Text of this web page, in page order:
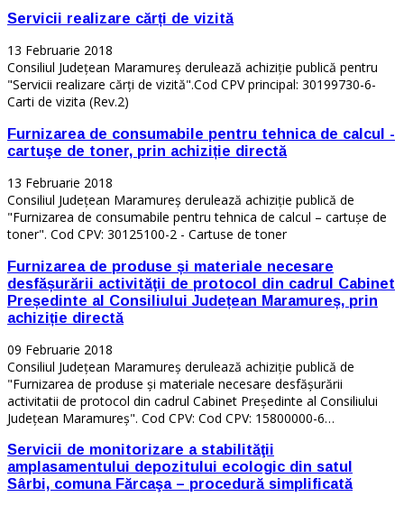
Servicii realizare cărți de vizită
13 Februarie 2018
Consiliul Județean Maramureș derulează achiziție publică pentru
"Servicii realizare cărți de vizită".Cod CPV principal: 30199730-6-
Carti de vizita (Rev.2)
Furnizarea de consumabile pentru tehnica de calcul -
cartuşe de toner, prin achiziție directă
13 Februarie 2018
Consiliul Județean Maramureș derulează achiziție publică de
"Furnizarea de consumabile pentru tehnica de calcul – cartuşe de
toner". Cod CPV: 30125100-2 - Cartuse de toner
Furnizarea de produse și materiale necesare
desfășurării activităţii de protocol din cadrul Cabinet
Președinte al Consiliului Județean Maramureș, prin
achiziție directă
09 Februarie 2018
Consiliul Județean Maramureș derulează achiziție publică de
"Furnizarea de produse și materiale necesare desfășurării
activitatii de protocol din cadrul Cabinet Președinte al Consiliului
Județean Maramureș". Cod CPV: Cod CPV: 15800000-6…
Servicii de monitorizare a stabilităţii
amplasamentului depozitului ecologic din satul
Sârbi, comuna Fărcaşa – procedură simplificată